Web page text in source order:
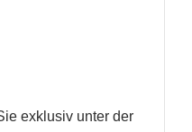
exklusiv unter der